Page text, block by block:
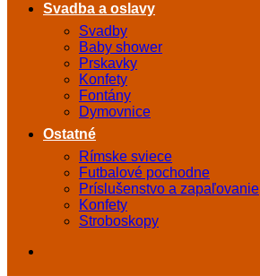
Svadba a oslavy
Svadby
Baby shower
Prskavky
Konfety
Fontány
Dymovnice
Ostatné
Rímske sviece
Futbalové pochodne
Príslušenstvo a zapaľovanie
Konfety
Stroboskopy